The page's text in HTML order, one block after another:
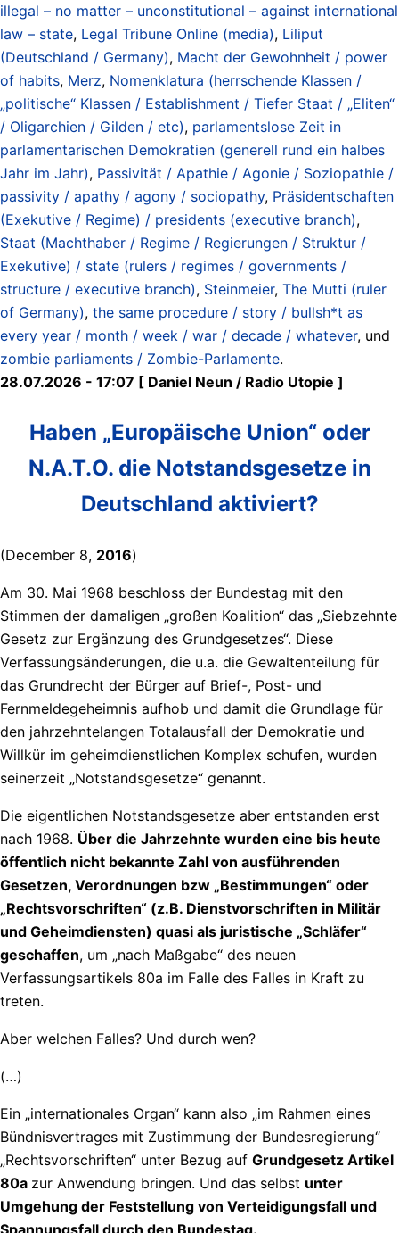
illegal – no matter – unconstitutional – against international
law – state, Legal Tribune Online (media), Liliput
(Deutschland / Germany), Macht der Gewohnheit / power
of habits, Merz, Nomenklatura (herrschende Klassen /
„politische“ Klassen / Establishment / Tiefer Staat / „Eliten“
/ Oligarchien / Gilden / etc), parlamentslose Zeit in
parlamentarischen Demokratien (generell rund ein halbes
Jahr im Jahr), Passivität / Apathie / Agonie / Soziopathie /
passivity / apathy / agony / sociopathy, Präsidentschaften
(Exekutive / Regime) / presidents (executive branch),
Staat (Machthaber / Regime / Regierungen / Struktur /
Exekutive) / state (rulers / regimes / governments /
structure / executive branch), Steinmeier, The Mutti (ruler
of Germany), the same procedure / story / bullsh*t as
every year / month / week / war / decade / whatever, und
zombie parliaments / Zombie-Parlamente.
28.07.2026 - 17:07 [ Daniel Neun / Radio Utopie ]
Haben „Europäische Union“ oder
N.A.T.O. die Notstandsgesetze in
Deutschland aktiviert?
(December 8, 2016)
Am 30. Mai 1968 beschloss der Bundestag mit den
Stimmen der damaligen „großen Koalition“ das „Siebzehnte
Gesetz zur Ergänzung des Grundgesetzes“. Diese
Verfassungsänderungen, die u.a. die Gewaltenteilung für
das Grundrecht der Bürger auf Brief-, Post- und
Fernmeldegeheimnis aufhob und damit die Grundlage für
den jahrzehntelangen Totalausfall der Demokratie und
Willkür im geheimdienstlichen Komplex schufen, wurden
seinerzeit „Notstandsgesetze“ genannt.
Die eigentlichen Notstandsgesetze aber entstanden erst
nach 1968. Über die Jahrzehnte wurden eine bis heute
öffentlich nicht bekannte Zahl von ausführenden
Gesetzen, Verordnungen bzw „Bestimmungen“ oder
„Rechtsvorschriften“ (z.B. Dienstvorschriften in Militär
und Geheimdiensten) quasi als juristische „Schläfer“
geschaffen, um „nach Maßgabe“ des neuen
Verfassungsartikels 80a im Falle des Falles in Kraft zu
treten.
Aber welchen Falles? Und durch wen?
(…)
Ein „internationales Organ“ kann also „im Rahmen eines
Bündnisvertrages mit Zustimmung der Bundesregierung“
„Rechtsvorschriften“ unter Bezug auf Grundgesetz Artikel
80a zur Anwendung bringen. Und das selbst unter
Umgehung der Feststellung von Verteidigungsfall und
Spannungsfall durch den Bundestag.